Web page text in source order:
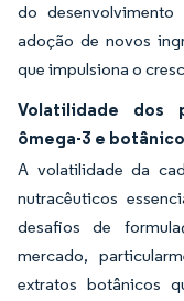
do
adoção de novos
que impulsiona o
Volatilidade dos
ômega-3 e
A volatilidade da
nutracêuticos
desafios de
mercado,
extratos botânicos